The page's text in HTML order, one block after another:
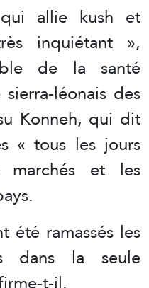
allie kush et
inquiétant »,
de la santé
léonais des
Konneh, qui dit
« tous les jours
et les
été ramassés les
dans la seule